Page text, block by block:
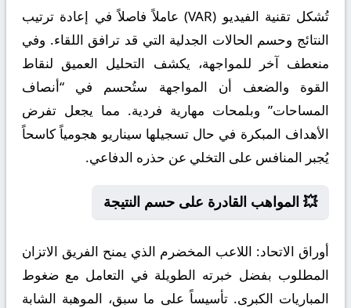
تُشكل تقنية الفيديو (VAR) عاملاً فاصلاً في إعادة ترتيب
النتائج وحسم الحالات الجدلية التي قد ترافق اللقاء. وفي
منعطف آخر للمواجهة، يكشف التحليل العميق لنقاط
القوة والضعف أن المواجهة ستُحسم في “أنصاف
المساحات” وبلمحات مهارية فردية. مما يجعل تفرض
الأهداف المبكرة في حال تسجيلها سيناريو هجومياً كاسحاً
يُجبر المنافس على التخلي عن حذره الدفاعي.
💥 المواهب القادرة على حسم النتيجة
أوراق الاتحاد: اللاعب المخضرم الذي يمنح الفريق الاتزان
المطلوب بفضل خبرته الطويلة في التعامل مع ضغوط
المباريات الكبرى. تأسيساً على ما سبق، الموهبة الشابة